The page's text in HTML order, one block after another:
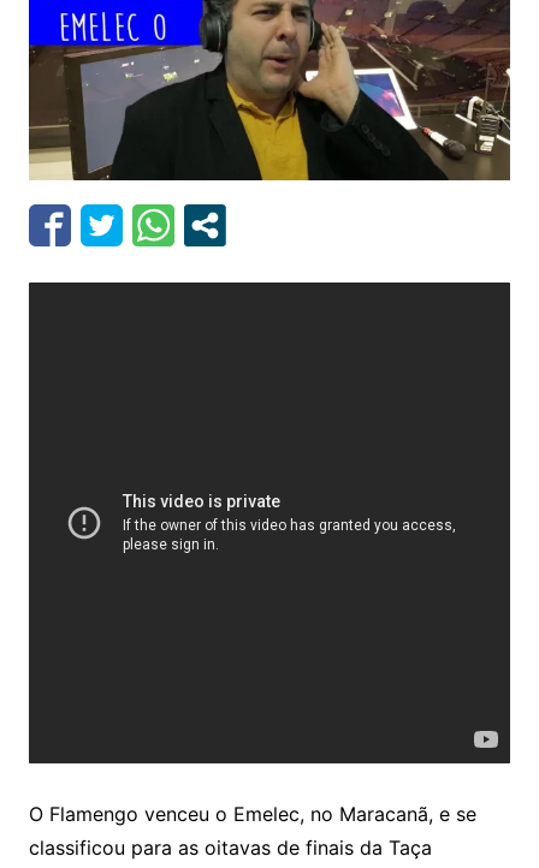
O Flamengo venceu o Emelec, no Maracanã, e se
classificou para as oitavas de finais da Taça